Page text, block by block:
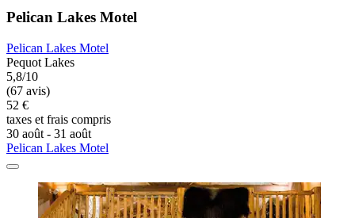
Pelican Lakes Motel
Pelican Lakes Motel
Pequot Lakes
5,8/10
(67 avis)
52 €
taxes et frais compris
30 août - 31 août
Pelican Lakes Motel